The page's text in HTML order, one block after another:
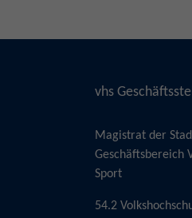
vhs
Magistrat der
Geschäftsbereich
Sport
54.2